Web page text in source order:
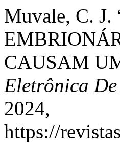
Muvale, C.
CAUSAM
Eletrônica
2024,
https://